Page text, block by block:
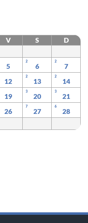
V S D
5
2
6
2
7
12
2
13
2
14
19
3
20
3
21
26
7
27
6
28